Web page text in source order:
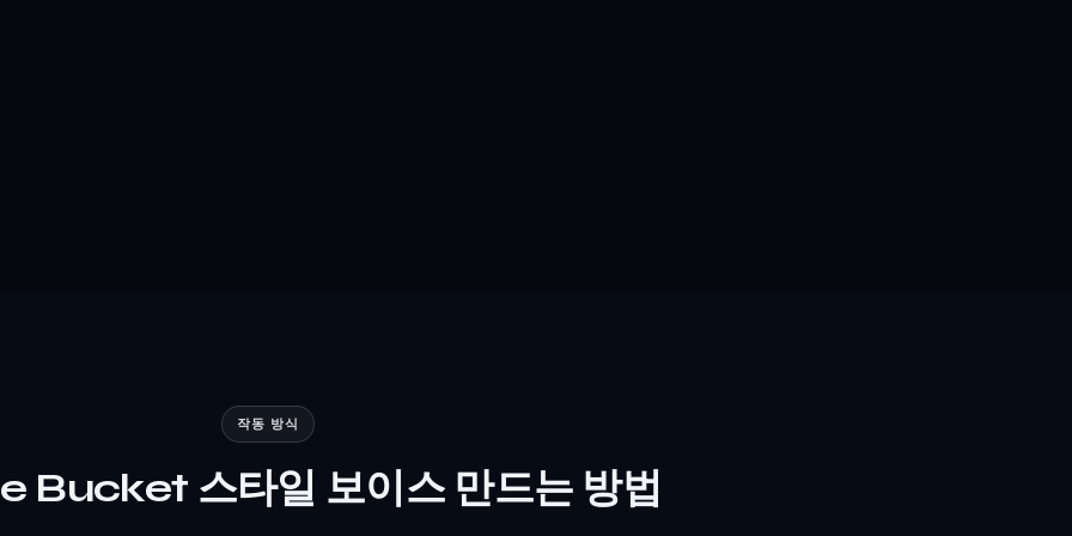
작동 방식
Bucket 스타일 보이스 만드는 방법